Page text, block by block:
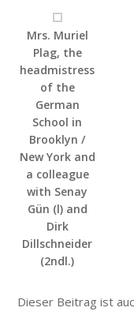
Mrs. Muriel
Plag, the
headmistress
of the
German
School in
Brooklyn /
New York and
a colleague
with Senay
Gün (l) and
Dirk
Dillschneider
(2ndl.)
Dieser Beitrag ist